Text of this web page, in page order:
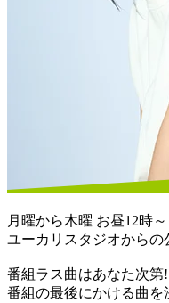
月曜から木曜 お昼12時～
ユーカリスタジオからの
番組ラス曲はあなた次第!
番組の最後にかける曲を